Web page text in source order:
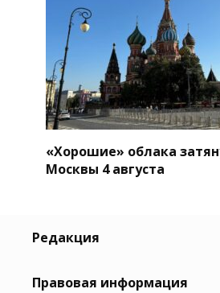
«Хорошие» облака
Москвы 4 августа
Редакция
Правовая информация